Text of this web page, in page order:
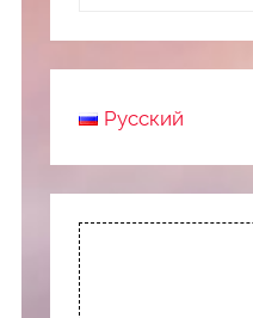
Русский